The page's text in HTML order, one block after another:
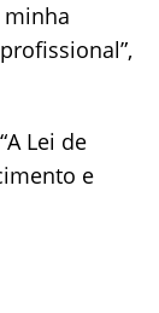
minha
Lei de
e